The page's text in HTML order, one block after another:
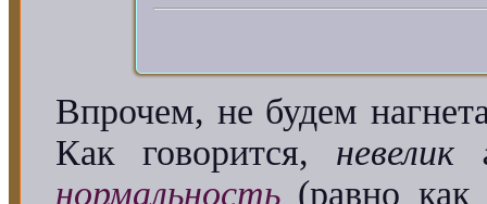
Впрочем, не будем
Как говорится, невелик
нормальность (равно как